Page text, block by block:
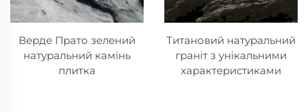
Верде Прато зелений
натуральний камінь
плитка
Титановий натуральний
граніт з унікальними
характеристиками